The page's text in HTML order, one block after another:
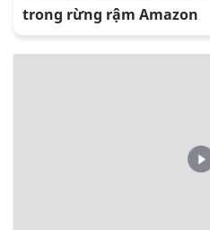
trong rừng rậm Amazon